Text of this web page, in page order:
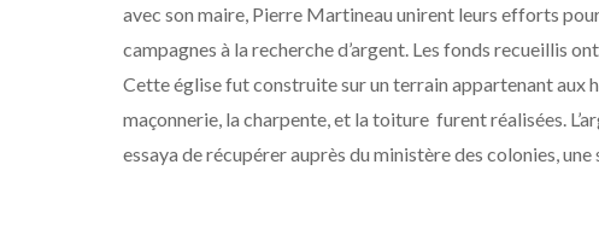
avec son maire, Pierre Martineau unirent leurs efforts
campagnes à la recherche d’argent. Les fonds recueillis
Cette église fut construite sur un terrain appartenant aux
maçonnerie, la charpente, et la toiture furent réalisées.
essaya de récupérer auprès du ministère des colonies,